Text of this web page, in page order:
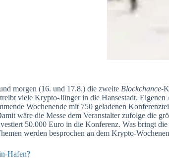
morgen (16. und 17.8.) die zweite Blockchance-
viele Krypto-Jünger in die Hansestadt. Eigenen
Wochenende mit 750 geladenen
wäre die Messe dem Veranstalter zufolge die
50.000 Euro in die Konferenz. Was bringt
werden besprochen an dem Krypto-
Hafen?